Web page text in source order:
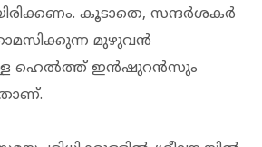
കൂടാതെ, സന്ദർശകർ
മുഴുവൻ
ഹെൽത്ത് ഇൻഷുറൻസും